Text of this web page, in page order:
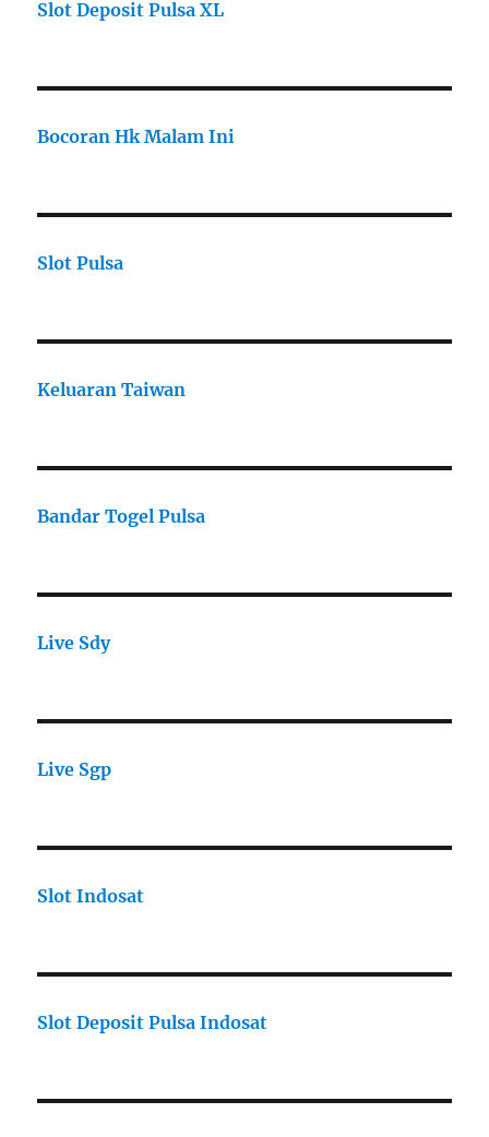
Slot Deposit Pulsa XL
Bocoran Hk Malam Ini
Slot Pulsa
Keluaran Taiwan
Bandar Togel Pulsa
Live Sdy
Live Sgp
Slot Indosat
Slot Deposit Pulsa Indosat